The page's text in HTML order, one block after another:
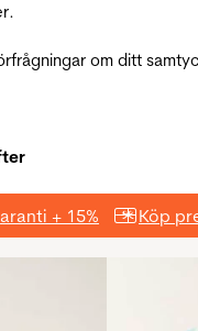
om ditt
+ 15% Köp